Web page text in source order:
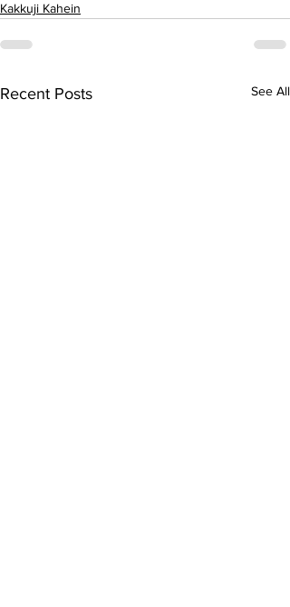
Kakkuji Kahein
Recent Posts See All